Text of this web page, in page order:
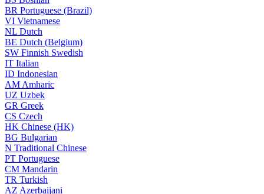
BR Portuguese (Brazil)
VI Vietnamese
NL Dutch
BE Dutch (Belgium)
SW Finnish Swedish
IT Italian
ID Indonesian
AM Amharic
UZ Uzbek
GR Greek
CS Czech
HK Chinese (HK)
BG Bulgarian
N Traditional Chinese
PT Portuguese
CM Mandarin
TR Turkish
AZ Azerbaijani